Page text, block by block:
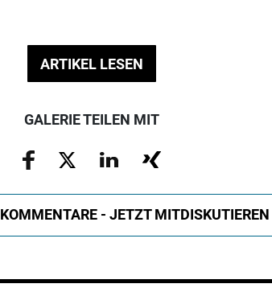
ARTIKEL LESEN
GALERIE TEILEN MIT
KOMMENTARE - JETZT MITDISKUTIEREN